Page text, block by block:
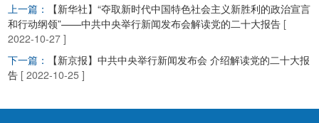
上一篇：
【新华社】“夺取新时代中国特色社会主义新胜利的政治宣言
和行动纲领”——中共中央举行新闻发布会解读党的二十大报告 [
2022-10-27 ]
下一篇：
【新京报】中共中央举行新闻发布会 介绍解读党的二十大报
告 [ 2022-10-25 ]